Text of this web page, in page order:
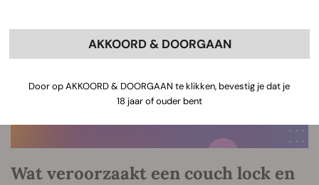
Wat veroorzaakt een couch lock en
AKKOORD & DOORGAAN
Door op AKKOORD & DOORGAAN te klikken, bevestig je dat je
18 jaar of ouder bent